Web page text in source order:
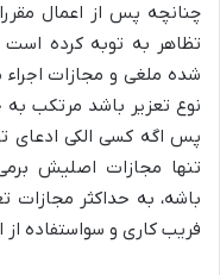
چنانچه پس از اعمال
تظاهر به توبه کرده
شده ملغی و مجازات اجراء
نوع تعزیر باشد مرتکب
پس اگه کسی الکی ادعای
تنها مجازات اصلیش
باشه، به حداکثر مجازات
فریب کاری و سواستفاده